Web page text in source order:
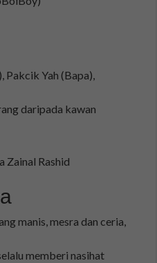
Pakcik Yah (Bapa),
daripada kawan
Zainal Rashid
manis, mesra dan ceria,
memberi nasihat